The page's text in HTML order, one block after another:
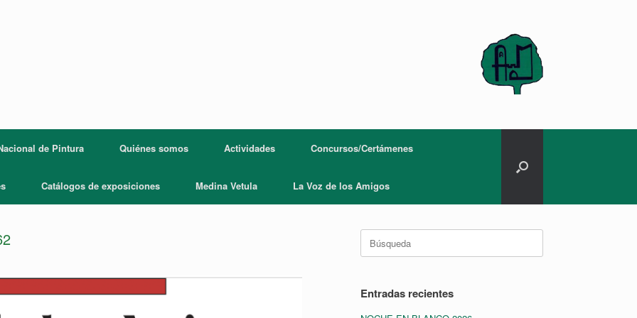
de Pintura Quiénes somos Actividades Concursos/Certámenes
Catálogos de exposiciones Medina Vetula La Voz de los Amigos
Buscar:
Entradas recientes